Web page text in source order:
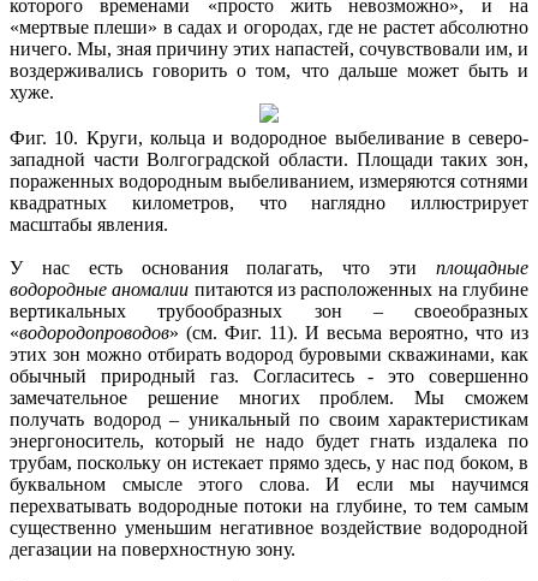
которого временами «просто жить невозможно», и на
«мертвые плеши» в садах и огородах, где не растет абсолютно
ничего. Мы, зная причину этих напастей, сочувствовали им, и
воздерживались говорить о том, что дальше может быть и
хуже.
Фиг. 10. Круги, кольца и водородное выбеливание в северо-
западной части Волгоградской области. Площади таких зон,
пораженных водородным выбеливанием, измеряются сотнями
квадратных километров, что наглядно иллюстрирует
масштабы явления.
У нас есть основания полагать, что эти площадные
водородные аномалии питаются из расположенных на глубине
вертикальных трубообразных зон – своеобразных
«водородопроводов» (см. Фиг. 11). И весьма вероятно, что из
этих зон можно отбирать водород буровыми скважинами, как
обычный природный газ. Согласитесь - это совершенно
замечательное решение многих проблем. Мы сможем
получать водород – уникальный по своим характеристикам
энергоноситель, который не надо будет гнать издалека по
трубам, поскольку он истекает прямо здесь, у нас под боком, в
буквальном смысле этого слова. И если мы научимся
перехватывать водородные потоки на глубине, то тем самым
существенно уменьшим негативное воздействие водородной
дегазации на поверхностную зону.